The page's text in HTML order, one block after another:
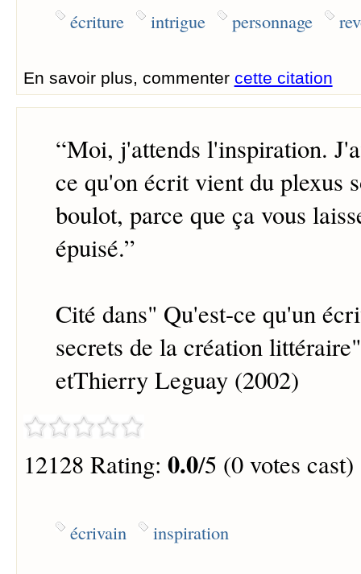
écriture intrigue personnage
En savoir plus, commenter cette citation
“Moi, j'attends l'inspiration.
ce qu'on écrit vient du plexus
boulot, parce que ça vous
épuisé.”
Cité dans" Qu'est-ce qu'un
secrets de la création
etThierry Leguay (2002)
12128 Rating: 0.0/5 (0 votes cast)
écrivain inspiration